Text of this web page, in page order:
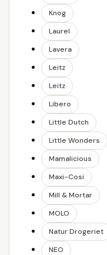
Knog
Laurel
Lavera
Leitz
Leitz
Libero
Little Dutch
Little Wonders
Mamalicious
Maxi-Cosi
Mill & Mortar
MOLO
Natur Drogeriet
NEO